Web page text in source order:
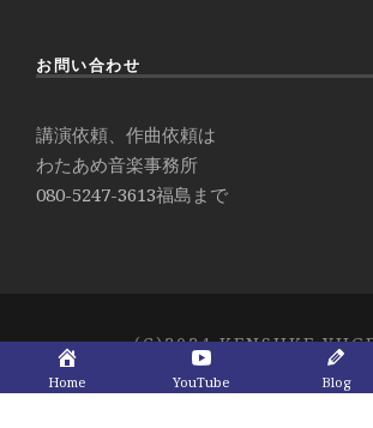
お問い合わせ
講演依頼、作曲依頼は
わたあめ音楽事務所
080-5247-3613福島まで
(C)2024 KENSUKE
Home YouTube Blog